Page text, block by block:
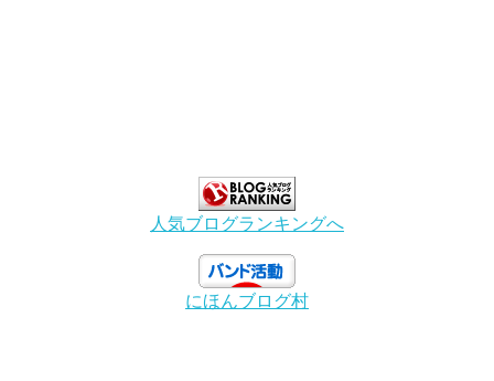
人気ブログランキングへ
にほんブログ村